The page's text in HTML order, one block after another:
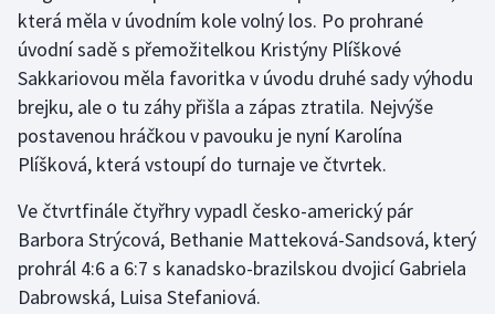
která měla v úvodním kole volný los. Po prohrané
úvodní sadě s přemožitelkou Kristýny Plíškové
Sakkariovou měla favoritka v úvodu druhé sady výhodu
brejku, ale o tu záhy přišla a zápas ztratila. Nejvýše
postavenou hráčkou v pavouku je nyní Karolína
Plíšková, která vstoupí do turnaje ve čtvrtek.
Ve čtvrtfinále čtyřhry vypadl česko-americký pár
Barbora Strýcová, Bethanie Matteková-Sandsová, který
prohrál 4:6 a 6:7 s kanadsko-brazilskou dvojicí Gabriela
Dabrowská, Luisa Stefaniová.